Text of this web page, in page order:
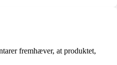
fremhæver, at produktet,